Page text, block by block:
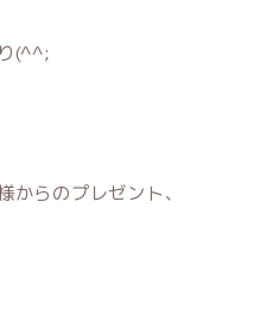
(^^;
からのプレゼント、